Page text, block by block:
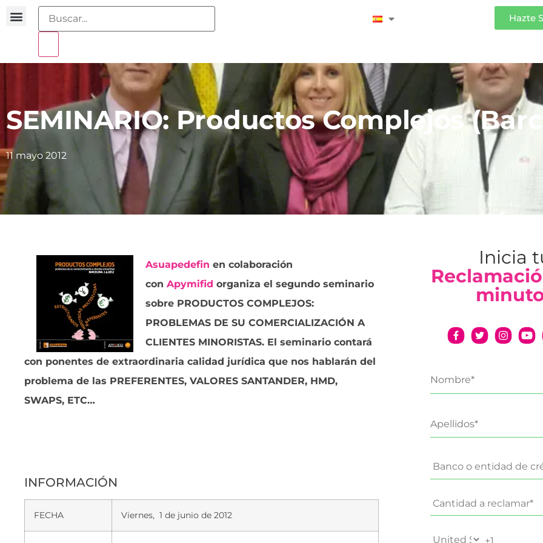
Hazte
SEMINARIO: Productos Complejos
11 mayo 2012
Asuapedefin en colaboración
con Apymifid organiza el segundo seminario
sobre PRODUCTOS COMPLEJOS:
PROBLEMAS DE SU COMERCIALIZACIÓN A
CLIENTES MINORISTAS. El seminario contará
con ponentes de extraordinaria calidad jurídica que nos hablarán del
problema de las PREFERENTES, VALORES SANTANDER, HMD,
SWAPS, ETC…
INFORMACIÓN
FECHA Viernes, 1 de junio de 2012
Inicia